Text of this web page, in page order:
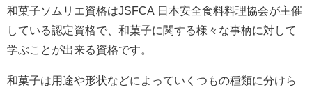
和菓子ソムリエ資格はJSFCA 日本安全食料料理協会が主催
している認定資格で、和菓子に関する様々な事柄に対して
学ぶことが出来る資格です。
和菓子は用途や形状などによっていくつもの種類に分けら